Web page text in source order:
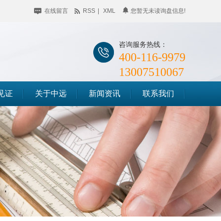
您暂无未读询盘信息!
在线留言 RSS XML
咨询服务热线：
400-116-9979
13007510067
储料仓滑模
筒仓滑模
竖井滑模
证 关于中远
公司简介
企业相册
荣誉资质
新闻资讯
企业动态
行业聚焦
知识百科
时事聚焦
其他
联系我们